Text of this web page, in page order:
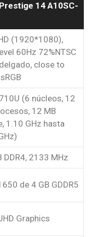
14 A10SC-
(1920*1080),
60Hz 72%NTSC
close to
(6 núcleos, 12
12 MB
1.10 GHz hasta
DDR4, 2133 MHz
de 4 GB GDDR5
Graphics